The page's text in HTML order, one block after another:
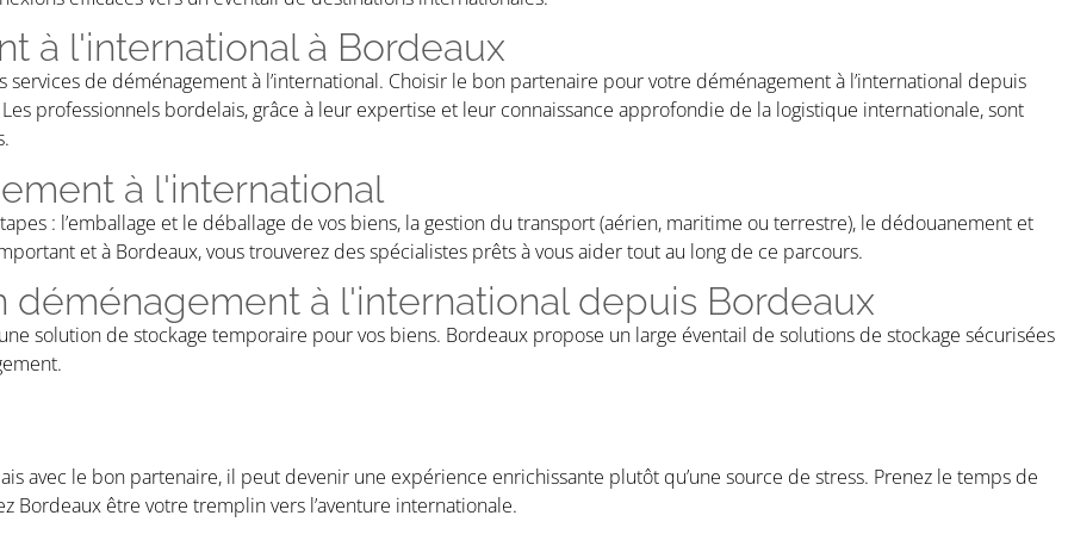
à l'international à Bordeaux
de déménagement à l’international. Choisir le bon partenaire pour votre déménagement à l’international depuis
professionnels bordelais, grâce à leur expertise et leur connaissance approfondie de la logistique internationale, sont
à l'international
: l’emballage et le déballage de vos biens, la gestion du transport (aérien, maritime ou terrestre), le dédouanement et
et à Bordeaux, vous trouverez des spécialistes prêts à vous aider tout au long de ce parcours.
à l'international depuis Bordeaux
solution de stockage temporaire pour vos biens. Bordeaux propose un large éventail de solutions de stockage sécurisées
avec le bon partenaire, il peut devenir une expérience enrichissante plutôt qu’une source de stress. Prenez le temps de
être votre tremplin vers l’aventure internationale.